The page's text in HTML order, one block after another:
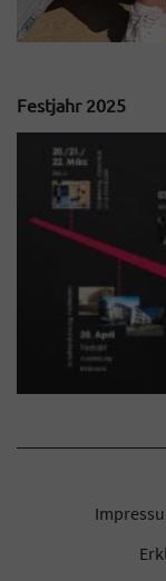
Festjahr 2025